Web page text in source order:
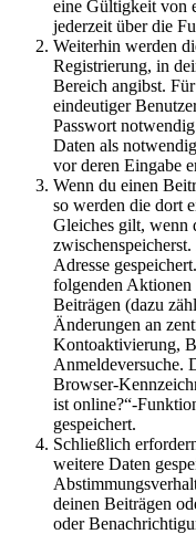
eine Gültigkeit von
jederzeit über die
Weiterhin werden
Registrierung, in
Bereich angibst.
eindeutiger
Passwort
Daten als
vor deren Eingabe
Wenn du einen
so werden die dort
Gleiches gilt, wenn
Adresse
folgenden Aktionen
Beiträgen (dazu
Änderungen an
Kontoaktivierung,
Anmeldeversuche.
Browser-
ist online?“-
gespeichert.
Schließlich
weitere Daten
deinen Beiträgen
oder